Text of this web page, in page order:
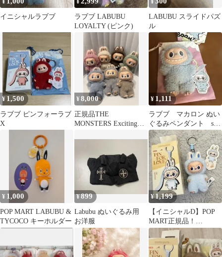
¥
イニシャルラブブ
¥
ラブブ LABUBU
LOYALTY (ピンク)
¥
LABUBU スライドパズ
ル
¥ 1,500
ラブブ ピンフォーラブ
X
¥8,000
正規品THE
MONSTERS Exciting
¥ 1,111
ラブブ マカロン ぬい
ぐるみペンダント sea
salt coconut 新品
¥ 1,000
POP MART LABUBU &
TYCOCO キーホルダー
¥899
Labubu ぬいぐるみ用
お洋服
¥1,199
【イニシャルD】POP
MART正規品！
LABUBU イニシャルラ
ブブ